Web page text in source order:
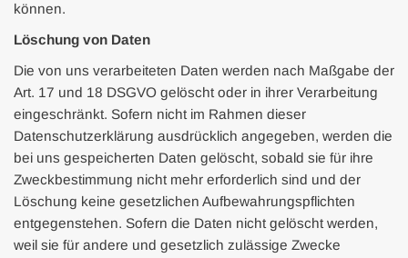
können.
Löschung von Daten
Die von uns verarbeiteten Daten werden nach Maßgabe der
Art. 17 und 18 DSGVO gelöscht oder in ihrer Verarbeitung
eingeschränkt. Sofern nicht im Rahmen dieser
Datenschutzerklärung ausdrücklich angegeben, werden die
bei uns gespeicherten Daten gelöscht, sobald sie für ihre
Zweckbestimmung nicht mehr erforderlich sind und der
Löschung keine gesetzlichen Aufbewahrungspflichten
entgegenstehen. Sofern die Daten nicht gelöscht werden,
weil sie für andere und gesetzlich zulässige Zwecke